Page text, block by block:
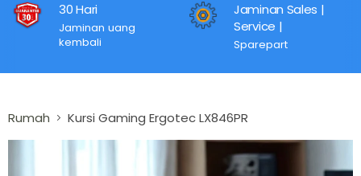
30 Hari
Jaminan uang
kembali
Jaminan Sales |
Service |
Sparepart
Rumah Kursi Gaming Ergotec LX846PR